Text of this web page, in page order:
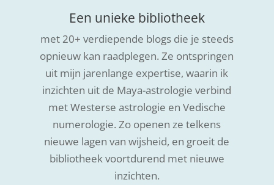
Een unieke bibliotheek
met 20+ verdiepende blogs die je steeds
opnieuw kan raadplegen. Ze ontspringen
uit mijn jarenlange expertise, waarin ik
inzichten uit de Maya-astrologie verbind
met Westerse astrologie en Vedische
numerologie. Zo openen ze telkens
nieuwe lagen van wijsheid, en groeit de
bibliotheek voortdurend met nieuwe
inzichten.